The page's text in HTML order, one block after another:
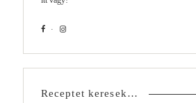
Receptet keresek…